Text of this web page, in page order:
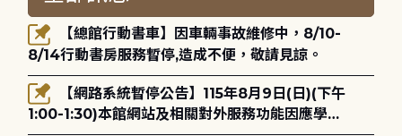
8/14行動書房服務暫停,造成不便，敬請見諒。
1:00-1:30)本館網站及相關對外服務功能因應學術